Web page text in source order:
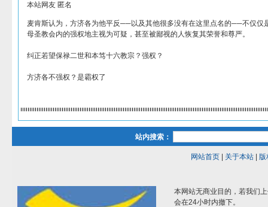
本站网友 匿名
麦肯斯认为，方济各为他平反──以及其他很多没有在这里点名的──不仅仅
母圣教会内的强权地主视为可疑，甚至被鄙视的人恢复其荣誉和尊严。
纠正若望保禄二世和本笃十六教宗？强权？
方济各不强权？是霸权了
站内搜索：
网站首页| 关于本站| 版
本网站无商业目的，若我们
会在24小时内撤下。